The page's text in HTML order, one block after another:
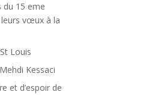
du 15 eme
vœux à la
Louis
Kessaci
et d’espoir de